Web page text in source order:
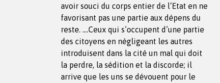
avoir souci du corps entier de l’Etat en ne
favorisant pas une partie aux dépens du
reste. ….Ceux qui s’occupent d’une partie
des citoyens en négligeant les autres
introduisent dans la cité un mal qui doit
la perdre, la sédition et la discorde; il
arrive que les uns se dévouent pour le